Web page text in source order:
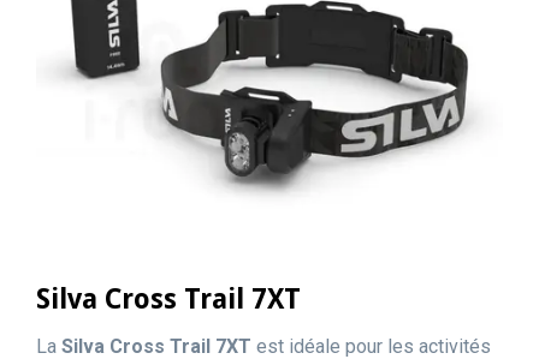
Silva Cross Trail 7XT
La Silva Cross Trail 7XT est idéale pour les activités